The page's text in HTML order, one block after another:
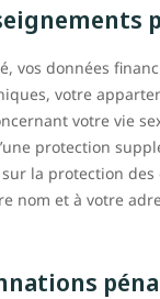
vos données
votre
votre vie
protection
la protection
nom et à votre